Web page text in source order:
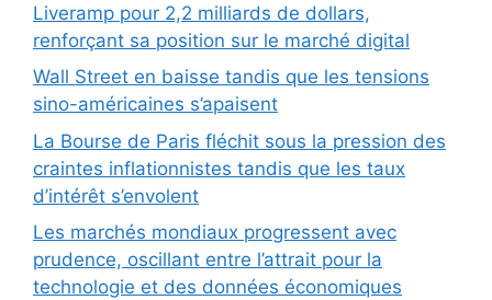
Liveramp pour 2,2 milliards de dollars,
renforçant sa position sur le marché digital
Wall Street en baisse tandis que les tensions
sino-américaines s’apaisent
La Bourse de Paris fléchit sous la pression des
craintes inflationnistes tandis que les taux
d’intérêt s’envolent
Les marchés mondiaux progressent avec
prudence, oscillant entre l’attrait pour la
technologie et des données économiques